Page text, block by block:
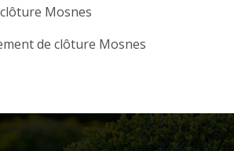
Mosnes
de clôture Mosnes